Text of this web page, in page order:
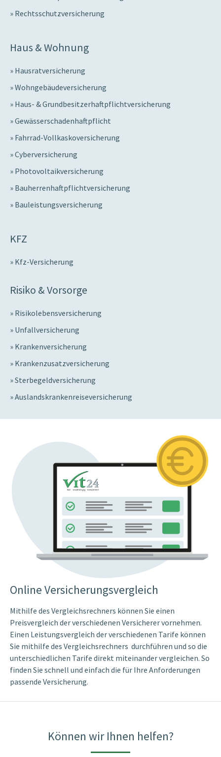
Rechtsschutzversicherung
Haus & Wohnung
Hausratversicherung
Wohngebäudeversicherung
Haus- & Grundbesitzerhaftpflichtversicherung
Gewässerschadenhaftpflicht
Fahrrad-Vollkaskoversicherung
Cyberversicherung
Photovoltaikversicherung
Bauherrenhaftpflichtversicherung
Bauleistungsversicherung
KFZ
Kfz-Versicherung
Risiko & Vorsorge
Risikolebensversicherung
Unfallversicherung
Krankenversicherung
Krankenzusatzversicherung
Sterbegeldversicherung
Auslandskrankenreiseversicherung
Online Versicherungsvergleich
Mithilfe des Vergleichsrechners können Sie einen
Preisvergleich der verschiedenen Versicherer vornehmen.
Einen Leistungsvergleich der verschiedenen Tarife können
Sie mithilfe des Vergleichsrechners durchführen und so die
unterschiedlichen Tarife direkt miteinander vergleichen. So
finden Sie schnell und einfach die für Ihre Anforderungen
passende Versicherung.
Können wir Ihnen helfen?